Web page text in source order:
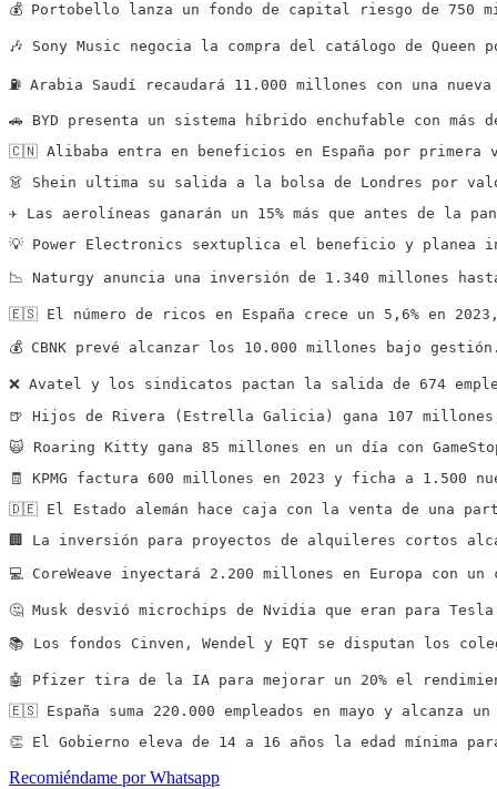
💰 Portobello lanza un fondo de capital riesgo de 750
🎶 Sony Music negocia la compra del catálogo de
⛽️ Arabia Saudí recaudará 11.000 millones con una
🚗 BYD presenta un sistema híbrido enchufable con más
🇨🇳 Alibaba entra en beneficios en España por primera
👗 Shein ultima su salida a la bolsa de Londres por
✈️ Las aerolíneas ganarán un 15% más que antes de la
💡 Power Electronics sextuplica el beneficio y planea
📉 Naturgy anuncia una inversión de 1.340 millones
🇪🇸 El número de ricos en España crece un 5,6% en
💰 CBNK prevé alcanzar los 10.000 millones bajo
❌ Avatel y los sindicatos pactan la salida de 674
🍺 Hijos de Rivera (Estrella Galicia) gana 107
🙀 Roaring Kitty gana 85 millones en un día con
🧾 KPMG factura 600 millones en 2023 y ficha a 1.500
🇩🇪 El Estado alemán hace caja con la venta de una
🏢 La inversión para proyectos de alquileres cortos
💻 CoreWeave inyectará 2.200 millones en Europa con
🤔 Musk desvió microchips de Nvidia que eran para
📚 Los fondos Cinven, Wendel y EQT se disputan los
🤖 Pfizer tira de la IA para mejorar un 20% el
🇪🇸 España suma 220.000 empleados en mayo y
👏 El Gobierno eleva de 14 a 16 años la edad mínima
Recomiéndame por Whatsapp